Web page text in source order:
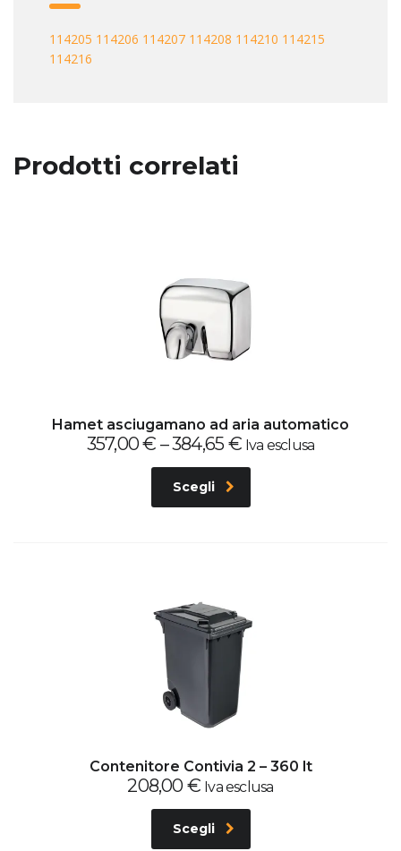
114205 114206 114207 114208 114210 114215
114216
Prodotti correlati
Hamet asciugamano ad aria automatico
357,00€ –384,65 € Iva esclusa
Scegli
Contenitore Contivia 2 – 360 lt
208,00 € Iva esclusa
Scegli